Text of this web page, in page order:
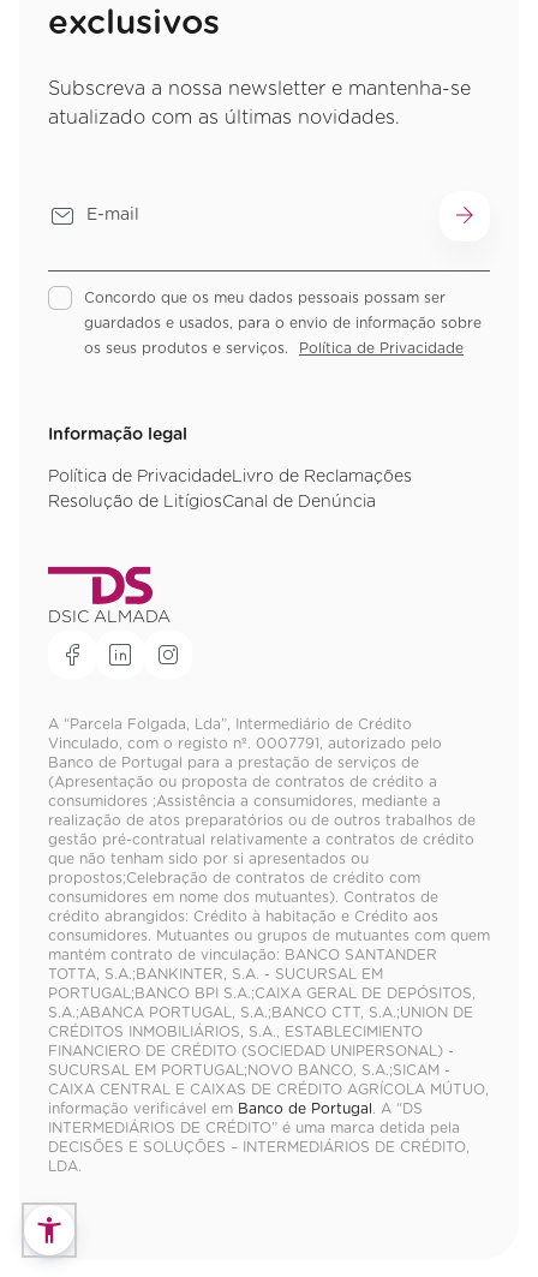
exclusivos
Subscreva a nossa newsletter e mantenha-se
atualizado com as últimas novidades.
Concordo que os meu dados pessoais possam ser
guardados e usados, para o envio de informação sobre
os seus produtos e serviços.
Política de Privacidade
Informação legal
Política de Privacidade Livro de Reclamações
Resolução de LitígiosCanal de Denúncia
DSIC ALMADA
A “Parcela Folgada, Lda”, Intermediário de Crédito
Vinculado, com o registo nº. 0007791, autorizado pelo
Banco de Portugal para a prestação de serviços de
(Apresentação ou proposta de contratos de crédito a
consumidores ;Assistência a consumidores, mediante a
realização de atos preparatórios ou de outros trabalhos de
gestão pré-contratual relativamente a contratos de crédito
que não tenham sido por si apresentados ou
propostos;Celebração de contratos de crédito com
consumidores em nome dos mutuantes). Contratos de
crédito abrangidos: Crédito à habitação e Crédito aos
consumidores. Mutuantes ou grupos de mutuantes com quem
mantém contrato de vinculação: BANCO SANTANDER
TOTTA, S.A.;BANKINTER, S.A. - SUCURSAL EM
PORTUGAL;BANCO BPI S.A.;CAIXA GERAL DE DEPÓSITOS,
S.A.;ABANCA PORTUGAL, S.A.;BANCO CTT, S.A.;UNION DE
CRÉDITOS INMOBILIÁRIOS, S.A., ESTABLECIMIENTO
FINANCIERO DE CRÉDITO (SOCIEDAD UNIPERSONAL) -
SUCURSAL EM PORTUGAL;NOVO BANCO, S.A.;SICAM -
CAIXA CENTRAL E CAIXAS DE CRÉDITO AGRÍCOLA MÚTUO,
informação verificável em Banco de Portugal. A “DS
INTERMEDIÁRIOS DE CRÉDITO” é uma marca detida pela
DECISÕES E SOLUÇÕES – INTERMEDIÁRIOS DE CRÉDITO,
LDA.